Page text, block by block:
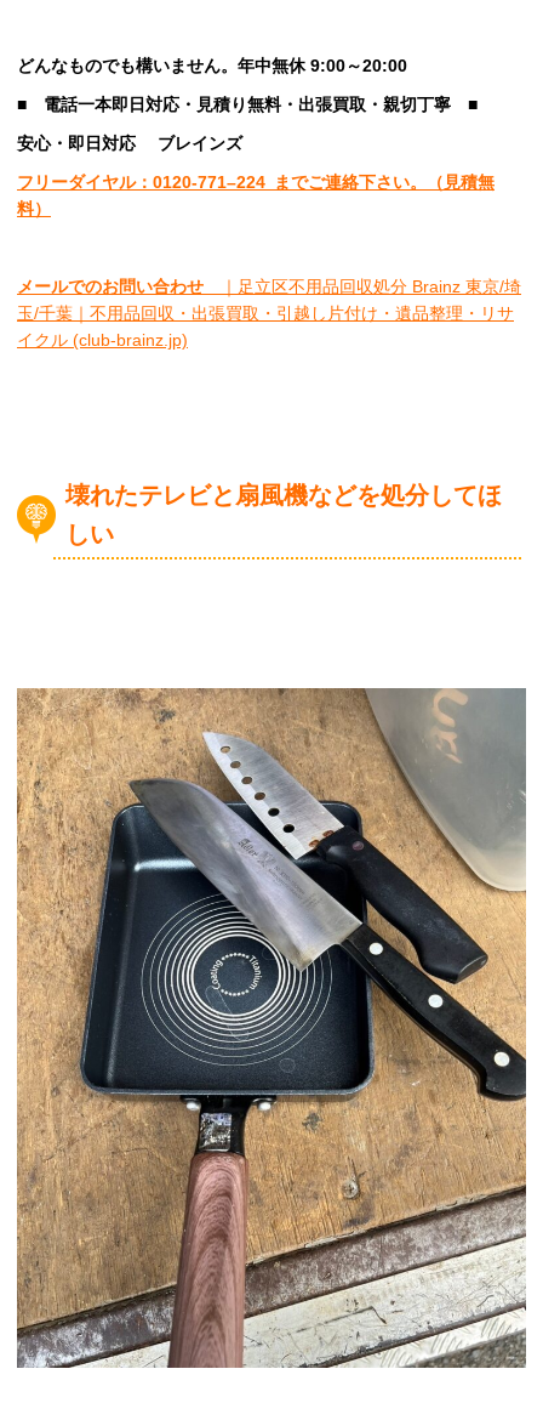
どんなものでも構いません。年中無休 9:00～20:00
■ 電話一本即日対応・見積り無料・出張買取・親切丁寧 ■
安心・即日対応
ブレインズ
フリーダイヤル：0120-771–224 までご連絡下さい。
（見積無
料）
メールでのお問い合わせ
｜足立区不用品回収処分 Brainz 東京/埼
玉/千葉｜不用品回収・出張買取・引越し片付け・遺品整理・リサ
イクル (club-brainz.jp)
壊れたテレビと扇風機などを処分してほ
しい